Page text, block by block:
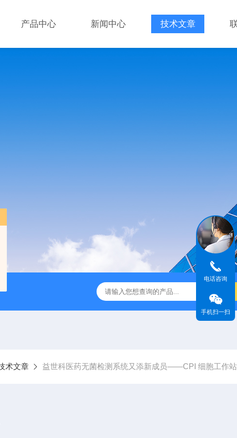
产品中心 新闻中心 技术文章
垂直流超净工作台 Powdermax PW1-3A1粉末样品称量柜
术文章 益世科医药无菌检测系统又添新成员——CPI 细胞工作
电话咨询
手机扫一扫